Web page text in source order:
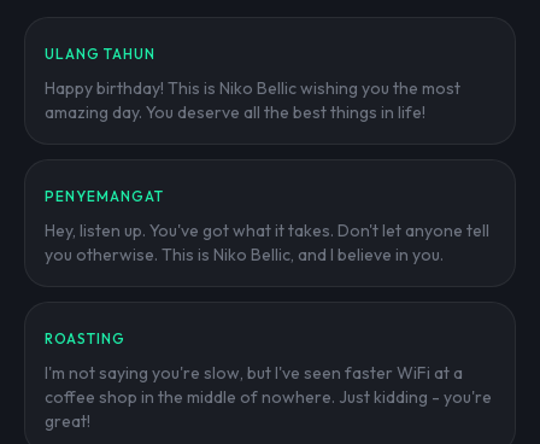
ULANG TAHUN
Happy birthday! This is Niko Bellic wishing you the most
amazing day. You deserve all the best things in life!
PENYEMANGAT
Hey, listen up. You've got what it takes. Don't let anyone tell
you otherwise. This is Niko Bellic, and I believe in you.
ROASTING
I'm not saying you're slow, but I've seen faster WiFi at a
coffee shop in the middle of nowhere. Just kidding - you're
great!